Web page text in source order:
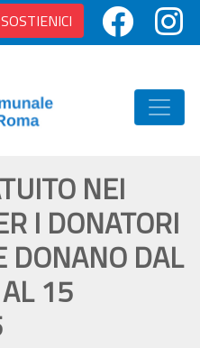
SOSTIENICI
NEI
I DONATORI
DONANO DAL
15